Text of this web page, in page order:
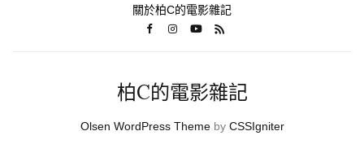
關於柏C的電影雜記
柏C的電影雜記
Olsen WordPress Themeby CSSIgniter